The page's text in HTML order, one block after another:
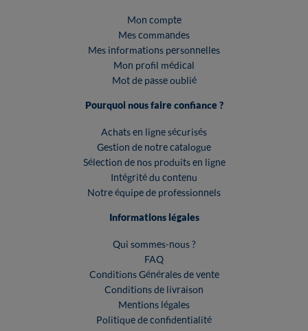
Mon compte
Mes commandes
Mes informations personnelles
Mon profil médical
Mot de passe oublié
Pourquoi nous faire confiance ?
Achats en ligne sécurisés
Gestion de notre catalogue
Sélection de nos produits en ligne
Intégrité du contenu
Notre équipe de professionnels
Informations légales
Qui sommes-nous ?
FAQ
Conditions Générales de vente
Conditions de livraison
Mentions légales
Politique de confidentialité